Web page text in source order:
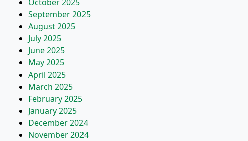
September 2025
August 2025
July 2025
June 2025
May 2025
April 2025
March 2025
February 2025
January 2025
December 2024
November 2024